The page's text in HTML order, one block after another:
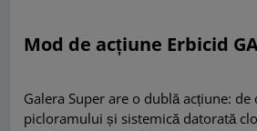
Mod de acțiune Erbicid
Galera Super are o dublă acțiune:
picloramului și sistemică datorată